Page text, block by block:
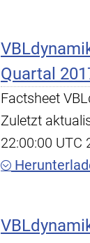
Quartal
Factsheet
Zuletzt
22:00:00 UTC